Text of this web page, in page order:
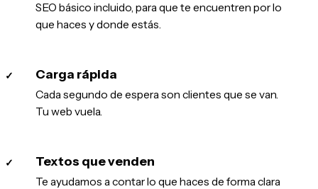
SEO básico incluido, para que te encuentren por lo
que haces y donde estás.
✓ Carga rápida
Cada segundo de espera son clientes que se van.
Tu web vuela.
✓ Textos que venden
Te ayudamos a contar lo que haces de forma clara